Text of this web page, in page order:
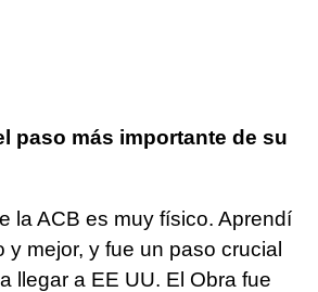
paso más importante de su
la ACB es muy físico. Aprendí
y mejor, y fue un paso crucial
llegar a EE UU. El Obra fue